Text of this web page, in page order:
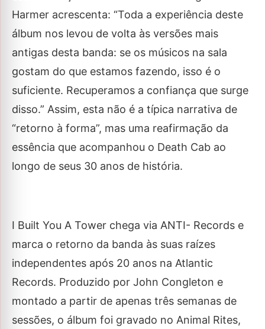
Harmer acrescenta: “Toda a experiência deste
álbum nos levou de volta às versões mais
antigas desta banda: se os músicos na sala
gostam do que estamos fazendo, isso é o
suficiente. Recuperamos a confiança que surge
disso.” Assim, esta não é a típica narrativa de
“retorno à forma”, mas uma reafirmação da
essência que acompanhou o Death Cab ao
longo de seus 30 anos de história.
I Built You A Tower chega via ANTI- Records e
marca o retorno da banda às suas raízes
independentes após 20 anos na Atlantic
Records. Produzido por John Congleton e
montado a partir de apenas três semanas de
sessões, o álbum foi gravado no Animal Rites,